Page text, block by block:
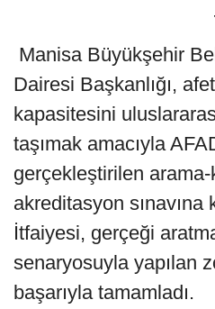
Manisa Büyükşehir
Dairesi Başkanlığı,
kapasitesini
taşımak amacıyla
gerçekleştirilen
akreditasyon sınavına
İtfaiyesi, gerçeği
senaryosuyla yapılan
başarıyla tamamladı.